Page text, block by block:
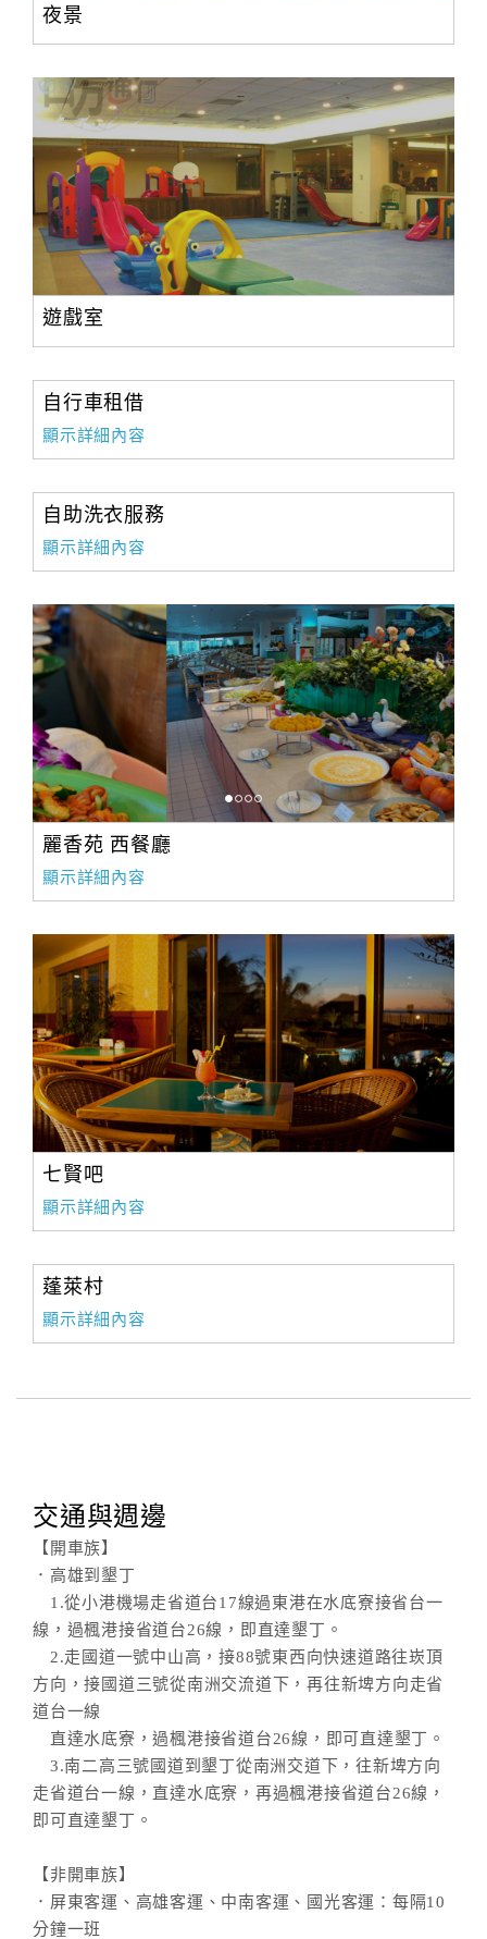
夜景
遊戲室
自行車租借
顯示詳細內容
自助洗衣服務
顯示詳細內容
麗香苑 西餐廳
顯示詳細內容
七賢吧
顯示詳細內容
蓬萊村
顯示詳細內容
交通與週邊
【開車族】
．高雄到墾丁
1.從小港機場走省道台17線過東港在水底寮接省台一
線，過楓港接省道台26線，即直達墾丁。
2.走國道一號中山高，接88號東西向快速道路往崁頂
方向，接國道三號從南洲交流道下，再往新埤方向走省
道台一線
直達水底寮，過楓港接省道台26線，即可直達墾丁。
3.南二高三號國道到墾丁從南洲交道下，往新埤方向
走省道台一線，直達水底寮，再過楓港接省道台26線，
即可直達墾丁。
【非開車族】
．屏東客運、高雄客運、中南客運、國光客運：每隔10
分鐘一班